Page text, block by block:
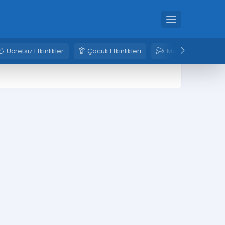
Ücretsiz Etkinlikler Çocuk Etkinlikleri Mobese